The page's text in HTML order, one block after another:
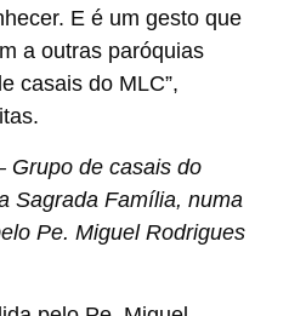
E é um gesto que
a outras paróquias
casais do MLC”,
Grupo de casais do
Sagrada Família, numa
Pe. Miguel Rodrigues